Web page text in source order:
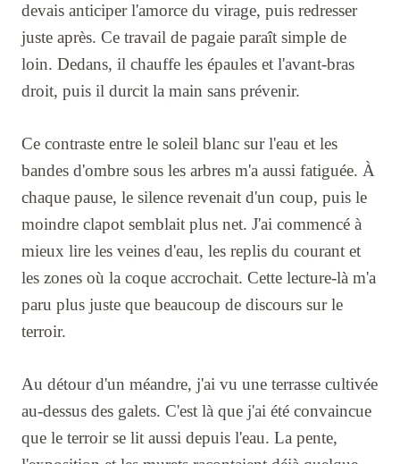
devais anticiper l'amorce du virage, puis redresser
juste après. Ce travail de pagaie paraît simple de
loin. Dedans, il chauffe les épaules et l'avant-bras
droit, puis il durcit la main sans prévenir.
Ce contraste entre le soleil blanc sur l'eau et les
bandes d'ombre sous les arbres m'a aussi fatiguée. À
chaque pause, le silence revenait d'un coup, puis le
moindre clapot semblait plus net. J'ai commencé à
mieux lire les veines d'eau, les replis du courant et
les zones où la coque accrochait. Cette lecture-là m'a
paru plus juste que beaucoup de discours sur le
terroir.
Au détour d'un méandre, j'ai vu une terrasse cultivée
au-dessus des galets. C'est là que j'ai été convaincue
que le terroir se lit aussi depuis l'eau. La pente,